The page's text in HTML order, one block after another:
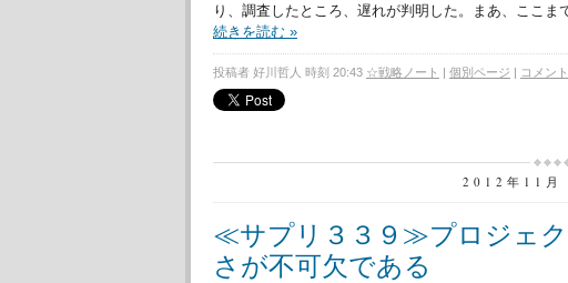
り、調査したところ、遅れが判明した。まあ、ここま
続きを読む »
投稿者 好川哲人 時刻 20:43 ☆戦略ノート 個別ページ コメン
2012年11月
≪サプリ３３９≫プロジェ
さが不可欠である